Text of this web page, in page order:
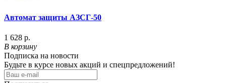
Автомат защиты АЗСГ-50
1 628 р.
В корзину
Подписка на новости
Будьте в курсе новых акций и спецпредложений!